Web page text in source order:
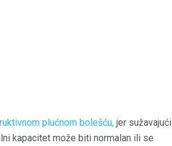
plućnom bolešću, jer sužavajući
kapacitet može biti normalan ili se